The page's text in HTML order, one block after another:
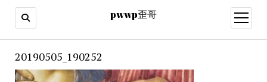
pwwp歪哥
open
menu
20190505_190252